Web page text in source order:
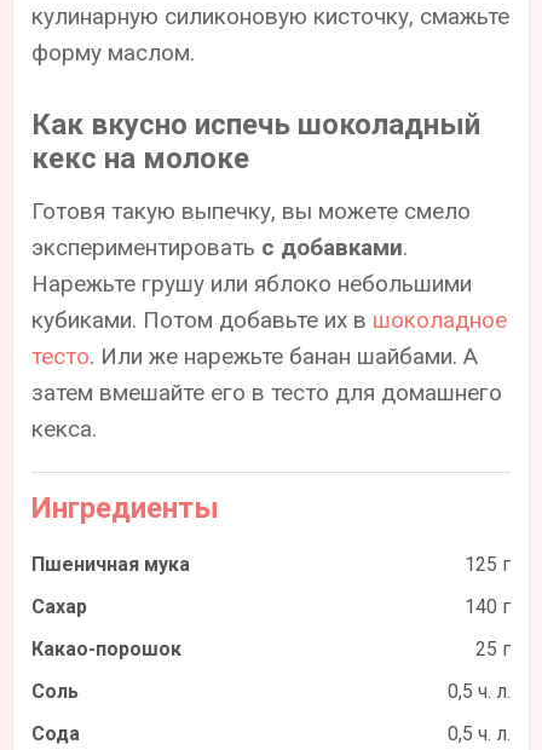
кулинарную силиконовую кисточку, смажьте
форму маслом.
Как вкусно испечь шоколадный
кекс на молоке
Готовя такую выпечку, вы можете смело
экспериментировать с добавками.
Нарежьте грушу или яблоко небольшими
кубиками. Потом добавьте их в шоколадное
тесто. Или же нарежьте банан шайбами. А
затем вмешайте его в тесто для домашнего
кекса.
Ингредиенты
Пшеничная мука
125 г
Сахар
140 г
Какао-порошок
25 г
Соль
0,5 ч. л.
Сода
0,5 ч. л.